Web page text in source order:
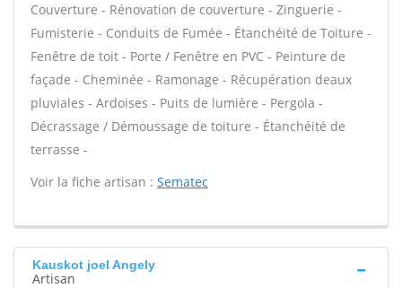
Couverture - Rénovation de couverture - Zinguerie -
Fumisterie - Conduits de Fumée - Étanchéité de Toiture -
Fenêtre de toit - Porte / Fenêtre en PVC - Peinture de
façade - Cheminée - Ramonage - Récupération deaux
pluviales - Ardoises - Puits de lumière - Pergola -
Décrassage / Démoussage de toiture - Étanchéité de
terrasse -
Voir la fiche artisan : Sematec
Kauskot joel Angely
Artisan